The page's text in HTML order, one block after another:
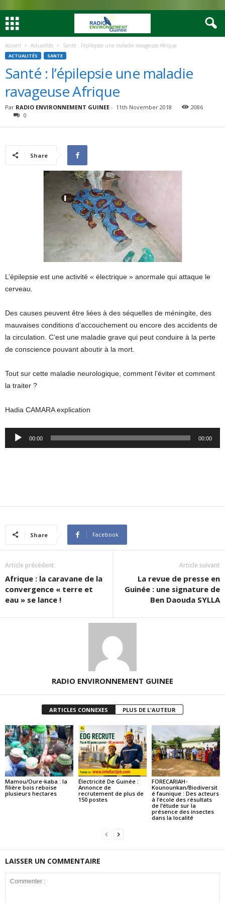
Accueil Actualités Santé : l’épilepsie une maladie ravageuse Afrique
ACTUALITÉS SANTE
Santé : l’épilepsie une maladie
ravageuse Afrique
Par RADIO ENVIRONNEMENT GUINEE - 11th November 2018
2086
0
Share
L’épilepsie est une activité « électrique » anormale qui attaque le
cerveau.
Des causes peuvent être liées à des séquelles de méningite, des
mauvaises conditions d’accouchement ou encore des accidents de
la circulation. C’est une maladie grave qui peut conduire à la perte
de conscience pouvant aboutir à la mort.
Tout sur cette maladie neurologique, comment l’éviter et comment
la traiter ?
Hadia CAMARA explication
Audio
00:00 00:00
Share Facebook
Article précédent
Afrique : la caravane de la
convergence « terre et
eau » se lance !
Article suivant
La revue de presse en
Guinée : une signature de
Ben Daouda SYLLA
RADIO ENVIRONNEMENT GUINEE
ARTICLES CONNEXES PLUS DE L'AUTEUR
Mamou/Oure-kaba : la
filière bois reboise
plusieurs hectares
Électricité De Guinée :
Annonce de
recrutement de plus de
150 postes
FORECARIAH-
Kounounkan/Biodiversit
é faunique : Des acteurs
à l’école des résultats
de l’étude sur la
présence des insectes
dans la localité
LAISSER UN COMMENTAIRE